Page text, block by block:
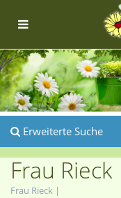
Erweiterte Suche
Frau Rieck
Frau Rieck |